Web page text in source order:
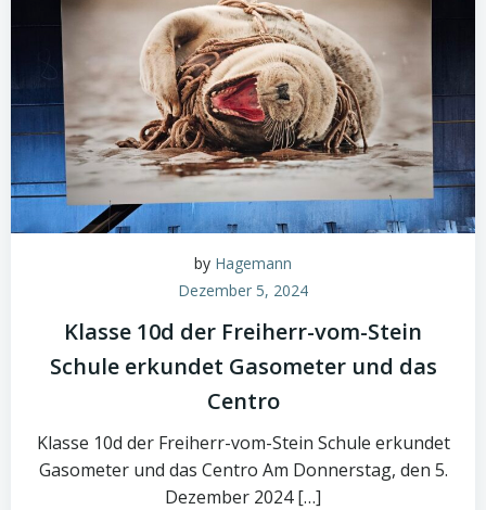
by Hagemann
Dezember 5, 2024
Klasse 10d der Freiherr-vom-Stein
Schule erkundet Gasometer und das
Centro
Klasse 10d der Freiherr-vom-Stein Schule erkundet
Gasometer und das Centro Am Donnerstag, den 5.
Dezember 2024 […]